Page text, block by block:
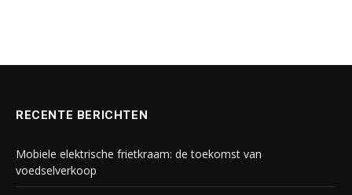
RECENTE BERICHTEN
Mobiele elektrische frietkraam: de toekomst van
voedselverkoop